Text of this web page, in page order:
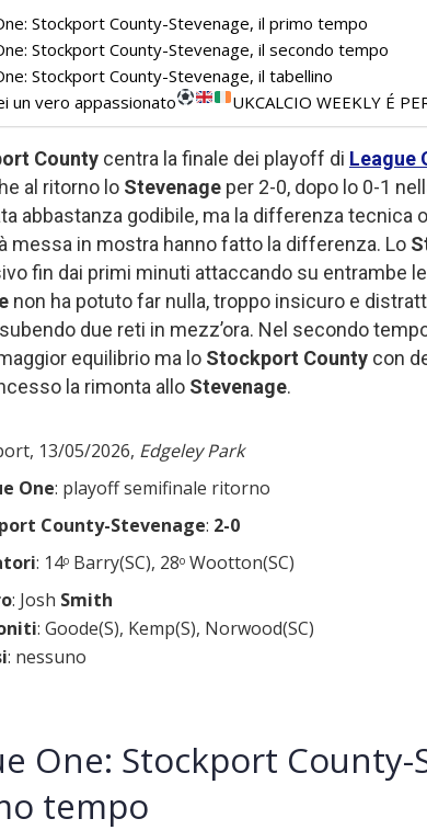
Stockport County-Stevenage, il primo tempo
Stockport County-Stevenage, il secondo tempo
Stockport County-Stevenage, il tabellino
un vero appassionato
UKCALCIO WEEKLY É
County centra la finale dei playoff di League
al ritorno lo Stevenage per 2-0, dopo lo 0-1
abbastanza godibile, ma la differenza tecnica
messa in mostra hanno fatto la differenza. Lo
fin dai primi minuti attaccando su entrambe
non ha potuto far nulla, troppo insicuro e
due reti in mezz’ora. Nel secondo
equilibrio ma lo Stockport County con
la rimonta allo Stevenage.
13/05/2026, Edgeley Park
One: playoff semifinale ritorno
County-Stevenage: 2-0
: 14o Barry(SC), 28o Wootton(SC)
: Josh Smith
: Goode(S), Kemp(S), Norwood(SC)
: nessuno
One: Stockport County-
tempo